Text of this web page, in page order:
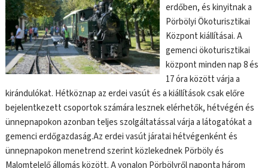
erdőben, és kinyitnak a
Pörbölyi Ökoturisztikai
Központ kiállításai. A
gemenci ökoturisztikai
központ minden nap 8 és
17 óra között várja a
kirándulókat. Hétköznap az erdei vasút és a kiállítások csak előre
bejelentkezett csoportok számára lesznek elérhetők, hétvégén és
ünnepnapokon azonban teljes szolgáltatással várja a látogatókat a
gemenci erdőgazdaság.Az erdei vasút járatai hétvégenként és
ünnepnapokon menetrend szerint közlekednek Pörböly és
Malomtelelő állomás között. A vonalon Pörbölyről naponta három